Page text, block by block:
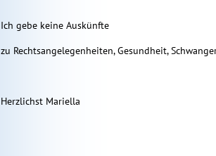
Ich gebe keine Auskünfte
zu Rechtsangelegenheiten, Gesundheit,
Herzlichst Mariella